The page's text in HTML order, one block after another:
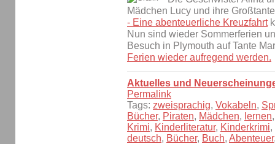
Mädchen Lucy und ihre
- Eine abenteuerliche Kreuzfahrt
Nun sind wieder Sommerferien
Besuch in Plymouth auf Tante
Ferien wieder aufregend werden.
Aktuelles und
Permalink
Tags: zweisprachig, Vokabeln,
Bücher, Piraten, Mädchen, lernen
Krimi, Kinderliteratur, Kinderkrimi,
deutsch, Bücher, Buch, Abenteuer